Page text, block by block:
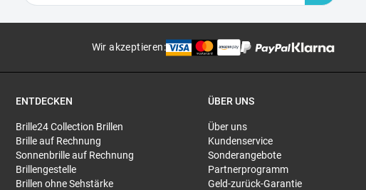
Wir akzeptieren:
ENTDECKEN
Brille24 Collection Brillen
Brille auf Rechnung
Sonnenbrille auf Rechnung
Brillengestelle
Brillen ohne Sehstärke
ÜBER UNS
Über uns
Kundenservice
Sonderangebote
Partnerprogramm
Geld-zurück-Garantie